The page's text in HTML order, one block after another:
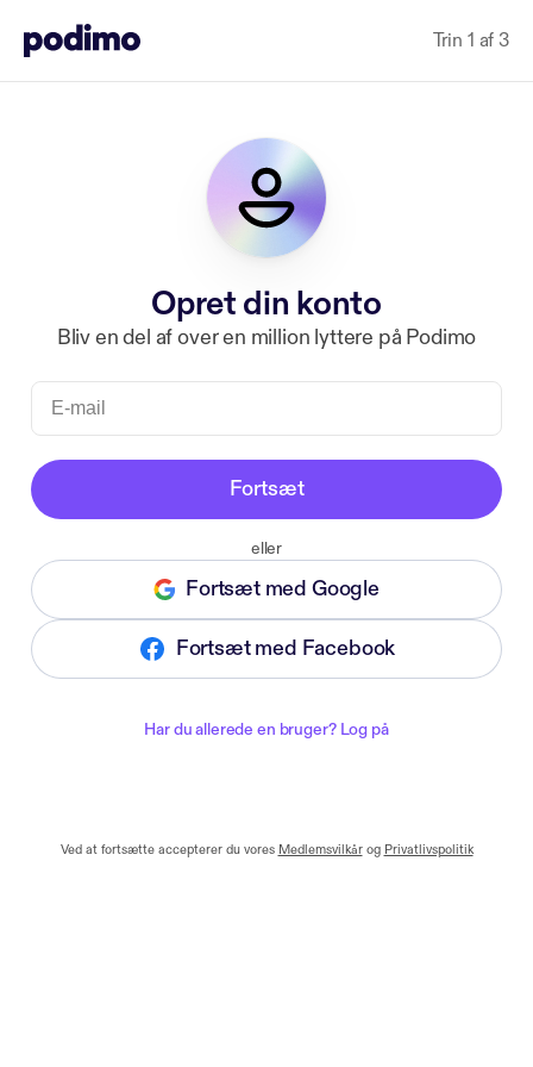
Trin 1 af 3
Opret din konto
Bliv en del af over en million lyttere på Podimo
Fortsæt
eller
Fortsæt med Google
Fortsæt med Facebook
Har du allerede en bruger? Log på
Ved at fortsætte accepterer du vores Medlemsvilkår og Privatlivspolitik